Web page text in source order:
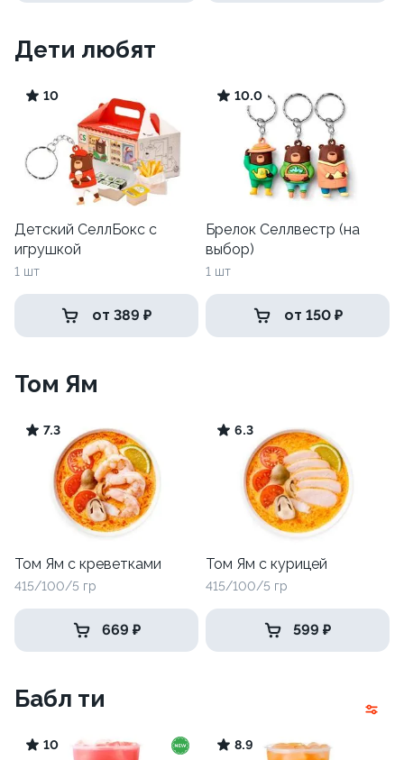
Дети любят
10
Детский СеллБокс с
игрушкой
1 шт
от 389 ₽
10.0
Брелок Селлвестр (на
выбор)
1 шт
от 150 ₽
Том Ям
7.3
Том Ям с креветками
415/100/5 гр
669 ₽
6.3
Том Ям с курицей
415/100/5 гр
599 ₽
Бабл ти
10 8.9